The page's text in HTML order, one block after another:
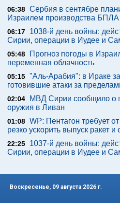
06:38 Сербия в сентябре
Израилем производства БПЛА
06:17
1038-й день войны:
Сирии, операции в Иудее и
05:48
Прогноз погоды в
переменная облачность
05:15 "Аль-Арабия": в Ираке
готовившие атаки за
02:04
МВД Сирии сообщило о
оружия в Ливан
01:08 WP: Пентагон требует
резко ускорить выпуск ракет
22:25
1037-й день войны:
Сирии, операции в Иудее и
Воскресенье, 09 августа 2026 г.